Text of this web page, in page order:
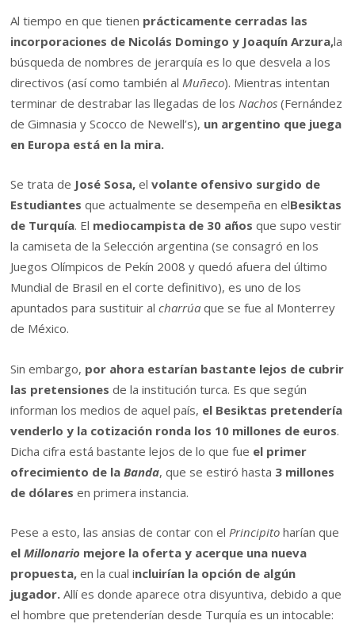
Al tiempo en que tienen prácticamente cerradas las
incorporaciones de Nicolás Domingo y Joaquín Arzura,la
búsqueda de nombres de jerarquía es lo que desvela a los
directivos (así como también alMuñeco). Mientras intentan
terminar de destrabar las llegadas de losNachos(Fernández
de Gimnasia y Scocco de Newell’s), un argentino que juega
en Europa está en la mira.
Se trata de José Sosa, elvolante ofensivo surgido de
Estudiantes que actualmente se desempeña en elBesiktas
de Turquía. El mediocampista de 30 años que supo vestir
la camiseta de la Selección argentina (se consagró en los
Juegos Olímpicos de Pekín 2008 y quedó afuera del último
Mundial de Brasil en el corte definitivo), es uno de los
apuntados para sustituir alcharrúaque se fue al Monterrey
de México.
Sin embargo, por ahora estarían bastante lejos de cubrir
las pretensionesde la institución turca. Es que según
informan los medios de aquel país, el Besiktas pretendería
venderlo y la cotización ronda los 10 millones de euros.
Dicha cifra está bastante lejos de lo que fue el primer
ofrecimiento de laBanda, que se estiró hasta 3 millones
de dólares en primera instancia.
Pese a esto, las ansias de contar con elPrincipitoharían que
elMillonario mejore la oferta y acerque una nueva
propuesta,en la cual incluirían la opción de algún
jugador.Allí es donde aparece otra disyuntiva, debido a que
el hombre que pretenderían desde Turquía es un intocable: